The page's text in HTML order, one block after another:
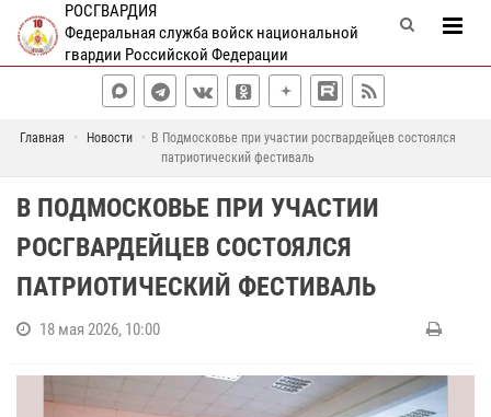
РОСГВАРДИЯ
Федеральная служба войск национальной
гвардии Российской Федерации
Главная Новости
В Подмосковье при участии росгвардейцев состоялся
патриотический фестиваль
В ПОДМОСКОВЬЕ ПРИ УЧАСТИИ
РОСГВАРДЕЙЦЕВ СОСТОЯЛСЯ
ПАТРИОТИЧЕСКИЙ ФЕСТИВАЛЬ
18 мая 2026, 10:00